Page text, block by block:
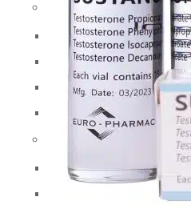
Απώλεια βάρους
Κλενβουτερόλη
Salbutamol
T3-Cytomel / T4
Reductil (σιμπουτραμίνη)
Άλλες Προφορικές Εξετάσεις
Φιναστερίδη
Ισοτρετινοΐνη (Roaccutane)